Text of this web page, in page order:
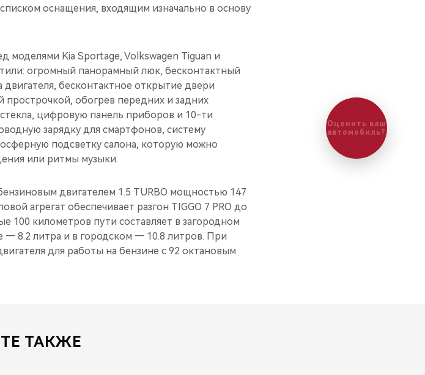
оснащения, входящим изначально в основу
моделями Kia Sportage, Volkswagen Tiguan и
огромный панорамный люк, бесконтактный
бесконтактное открытие двери
прострочкой, обогрев передних и задних
цифровую панель приборов и 10-ти
зарядку для смартфонов, систему
подсветку салона, которую можно
или ритмы музыки.
двигателем 1.5 TURBO мощностью 147
агрегат обеспечивает разгон TIGGO 7 PRO до
100 километров пути составляет в загородном
8.2 литра и в городском — 10.8 литров. При
для работы на бензине с 92 октановым
ТАКЖЕ
Оценить ваш
автомобиль?